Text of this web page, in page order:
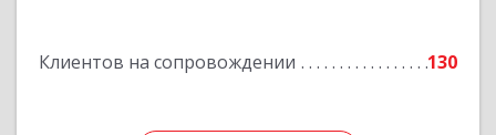
Клиентов на сопровождении 130